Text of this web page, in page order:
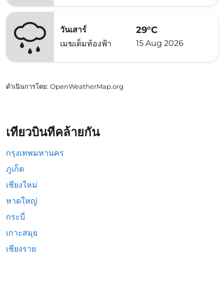
วันเสาร์
เมฆเต็มท้องฟ้า
29°C
15 Aug 2026
ดำเนินการโดย: OpenWeatherMap.org
เที่ยวบินที่คล้ายกัน
กรุงเทพมหานคร
ภูเก็ต
เชียงใหม่
หาดใหญ่
กระบี่
เกาะสมุย
เชียงราย